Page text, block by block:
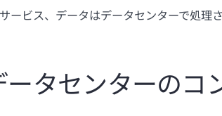
文できます。
ビス、データはデータセンターで処理さ
タセンターのコ